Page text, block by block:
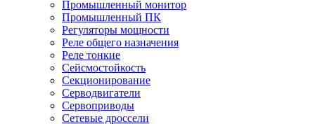
Промышленный монитор
Промышленный ПК
Регуляторы мощности
Реле общего назначения
Реле тонкие
Сейсмостойкость
Секционирование
Серводвигатели
Сервоприводы
Сетевые дроссели